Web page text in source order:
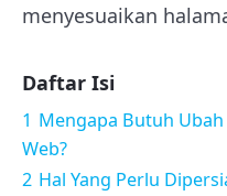
menyesuaikan
Daftar Isi
1 Mengapa Butuh
Web?
2 Hal Yang Perlu